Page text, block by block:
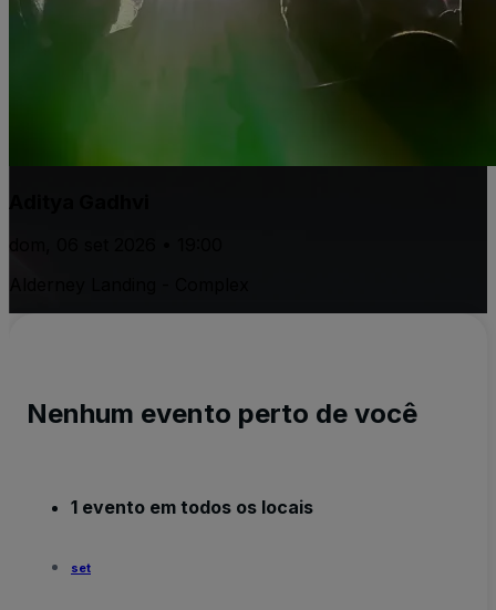
Aditya Gadhvi
Nenhum evento perto de você
1 evento em todos os locais
set